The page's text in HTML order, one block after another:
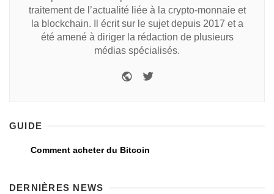
traitement de l’actualité liée à la crypto-monnaie et
la blockchain. Il écrit sur le sujet depuis 2017 et a
été amené à diriger la rédaction de plusieurs
médias spécialisés.
GUIDE
Comment acheter du Bitcoin
DERNIÈRES NEWS